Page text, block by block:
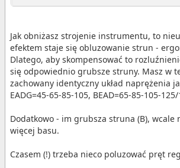
Jak obniżasz strojenie instrumentu, to
efektem staje się obluzowanie strun -
Dlatego, aby skompensować to
się odpowiednio grubsze struny. Masz w
zachowany identyczny układ naprężenia
EADG=45-65-85-105, BEAD=65-85-105-125/
Dodatkowo - im grubsza struna (B), wcale
więcej basu.
Czasem (!) trzeba nieco poluzować pręt